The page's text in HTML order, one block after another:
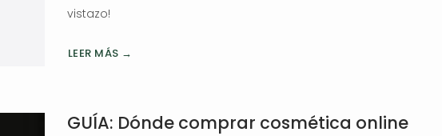
vistazo!
LEER MÁS →
GUÍA: Dónde comprar cosmética online